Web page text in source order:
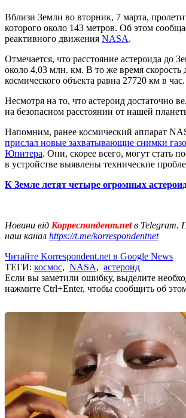
Вблизи Земли во вторник, 7 марта,
которого около 143 метров. Об этом
реактивного движения NASA.
Отмечается, что расстояние астероида до
около 4,03 млн. км. В то же время скорость
космического объекта равна 27720 км в час.
Несмотря на то, что астероид достаточно
на безопасном расстоянии от нашей
Напомним, ранее космический аппарат
прислал новые захватывающие снимки
Юпитера. Они, скорее всего, могут стать
в устройстве выявлены технические
К Земле летят четыре огромных
Новини від Корреспондент.netв Telegram.
наш канал https://t.me/korrespondentnet
Читайте Korrespondent.net в Google News
ТЕГИ: космос, NASA, астероид
Если вы заметили ошибку, выделите
нажмите Ctrl+Enter, чтобы сообщить об